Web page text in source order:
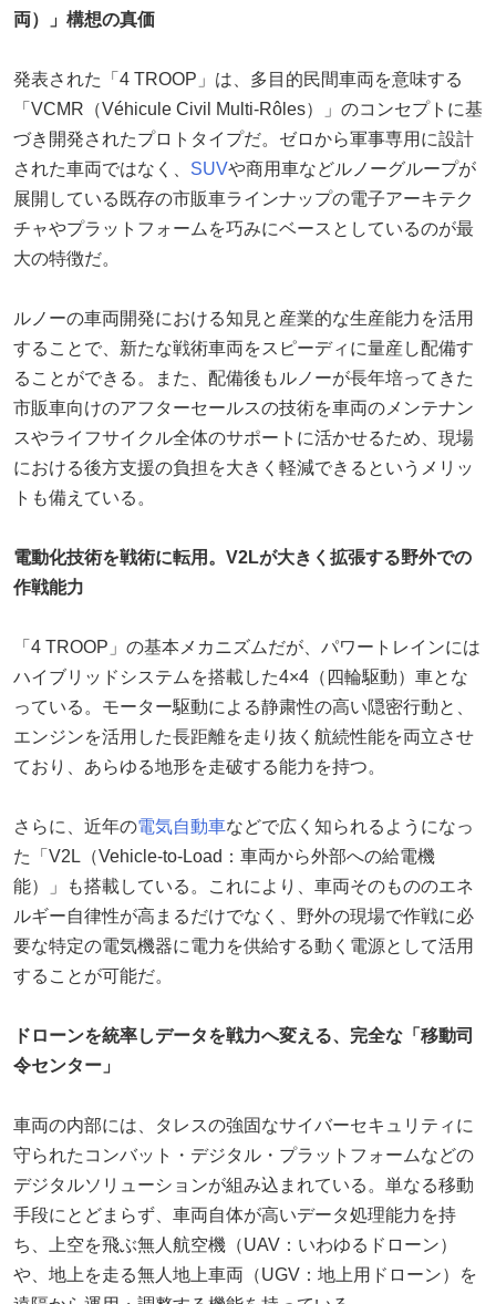
両）」構想の真価
発表された「4 TROOP」は、多目的民間車両を意味する
「VCMR（Véhicule Civil Multi-Rôles）」のコンセプトに基
づき開発されたプロトタイプだ。ゼロから軍事専用に設計
された車両ではなく、 SUVや商用車などルノーグループが
展開している既存の市販車ラインナップの電子アーキテク
チャやプラットフォームを巧みにベースとしているのが最
大の特徴だ。
ルノーの車両開発における知見と産業的な生産能力を活用
することで、新たな戦術車両をスピーディに量産し配備す
ることができる。また、配備後もルノーが長年培ってきた
市販車向けのアフターセールスの技術を車両のメンテナン
スやライフサイクル全体のサポートに活かせるため、現場
における後方支援の負担を大きく軽減できるというメリッ
トも備えている。
電動化技術を戦術に転用。V2Lが大きく拡張する野外での
作戦能力
「4 TROOP」の基本メカニズムだが、パワートレインには
ハイブリッドシステムを搭載した4×4（四輪駆動）車とな
っている。モーター駆動による静粛性の高い隠密行動と、
エンジンを活用した長距離を走り抜く航続性能を両立させ
ており、あらゆる地形を走破する能力を持つ。
さらに、近年の電気自動車などで広く知られるようになっ
た「V2L（Vehicle-to-Load：車両から外部への給電機
能）」も搭載している。これにより、車両そのもののエネ
ルギー自律性が高まるだけでなく、野外の現場で作戦に必
要な特定の電気機器に電力を供給する動く電源として活用
することが可能だ。
ドローンを統率しデータを戦力へ変える、完全な「移動司
令センター」
車両の内部には、タレスの強固なサイバーセキュリティに
守られたコンバット・デジタル・プラットフォームなどの
デジタルソリューションが組み込まれている。単なる移動
手段にとどまらず、車両自体が高いデータ処理能力を持
ち、上空を飛ぶ無人航空機（UAV：いわゆるドローン）
や、地上を走る無人地上車両（UGV：地上用ドローン）を